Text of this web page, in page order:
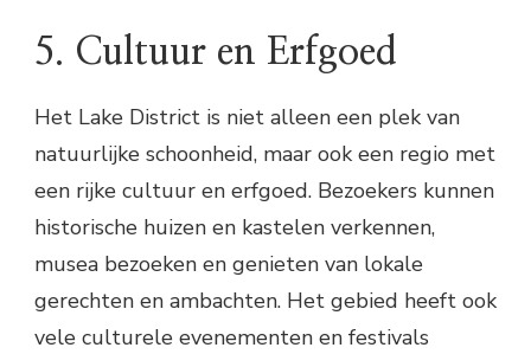
5. Cultuur en Erfgoed
Het Lake District is niet alleen een plek van
natuurlijke schoonheid, maar ook een regio met
een rijke cultuur en erfgoed. Bezoekers kunnen
historische huizen en kastelen verkennen,
musea bezoeken en genieten van lokale
gerechten en ambachten. Het gebied heeft ook
vele culturele evenementen en festivals